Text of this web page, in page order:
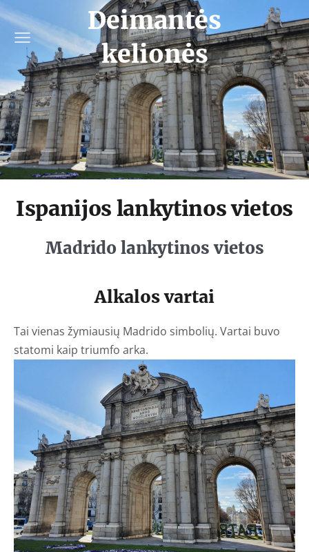
Deimantės
kelionės
Ispanijos lankytinos vietos
Madrido lankytinos vietos
Alkalos vartai
Tai vienas žymiausių Madrido simbolių. Vartai buvo
statomi kaip triumfo arka.